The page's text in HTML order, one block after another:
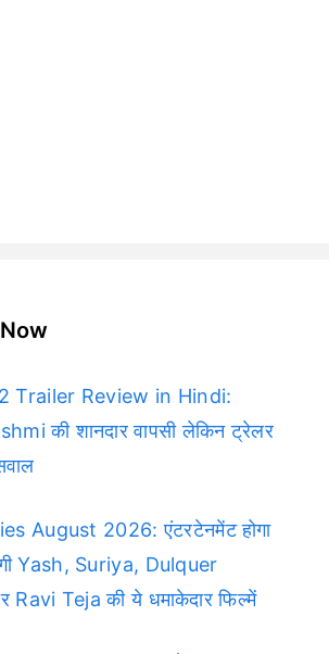
Trailer Review in Hindi:
की शानदार वापसी लेकिन ट्रेलर
August 2026: एंटरटेनमेंट होगा
Yash, Suriya, Dulquer
Teja की ये धमाकेदार फिल्में